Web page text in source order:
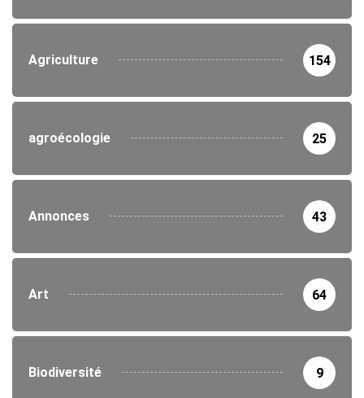
Agriculture 154
agroécologie 25
Annonces 43
Art 64
Biodiversité 9